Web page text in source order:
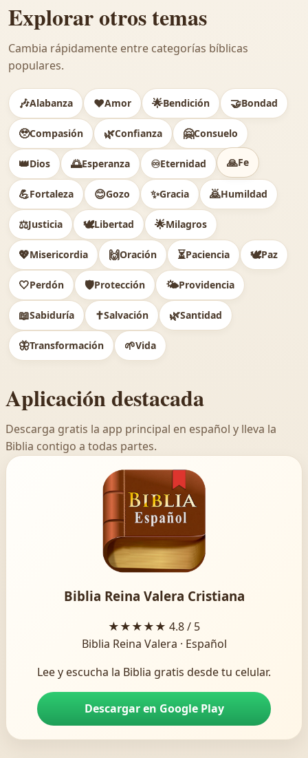
Explorar otros temas
Cambia rápidamente entre categorías bíblicas
populares.
🎶Alabanza ❤️Amor 🌟Bendición 🤝Bondad
🥹Compasión 🌿Confianza 🤗Consuelo
👑Dios 🌅Esperanza ♾️Eternidad 🙏Fe
💪Fortaleza 😊Gozo ✨Gracia 🙇Humildad
⚖️Justicia 🕊Libertad 🌟Milagros
💖Misericordia 🙌Oración ⏳Paciencia 🕊️Paz
🤍Perdón 🛡️Protección 🌤️Providencia
📖Sabiduría ✝️Salvación 🌿Santidad
🦋Transformación 🌱Vida
Aplicación destacada
Descarga gratis la app principal en español y lleva la
Biblia contigo a todas partes.
Biblia Reina Valera Cristiana
★★★★★ 4.8 / 5
Biblia Reina Valera · Español
Lee y escucha la Biblia gratis desde tu celular.
Descargar en Google Play